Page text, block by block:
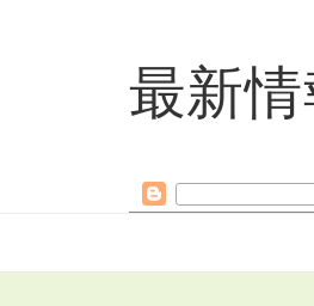
最新